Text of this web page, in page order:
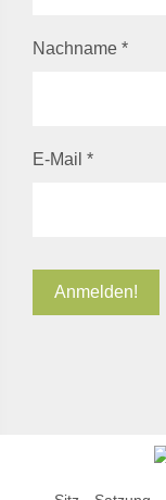
Nachname *
E-Mail *